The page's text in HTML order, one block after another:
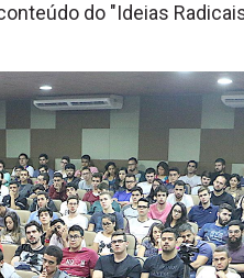
do "Ideias